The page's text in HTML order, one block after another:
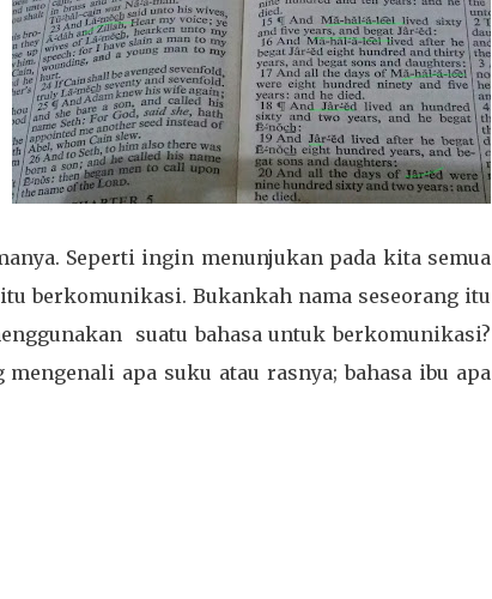
Seperti ingin menunjukan pada kita semua
berkomunikasi. Bukankah nama seseorang itu
suatu bahasa untuk berkomunikasi?
apa suku atau rasnya; bahasa ibu apa